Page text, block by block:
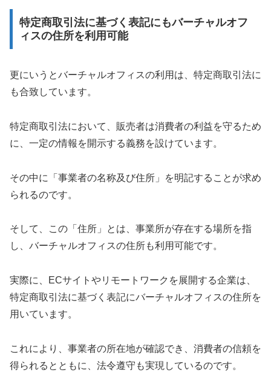
特定商取引法に基づく表記にもバーチャルオフ
ィスの住所を利用可能
更にいうとバーチャルオフィスの利用は、特定商取引法に
も合致しています。
特定商取引法において、販売者は消費者の利益を守るため
に、一定の情報を開示する義務を設けています。
その中に「事業者の名称及び住所」を明記することが求め
られるのです。
そして、この「住所」とは、事業所が存在する場所を指
し、バーチャルオフィスの住所も利用可能です。
実際に、ECサイトやリモートワークを展開する企業は、
特定商取引法に基づく表記にバーチャルオフィスの住所を
用いています。
これにより、事業者の所在地が確認でき、消費者の信頼を
得られるとともに、法令遵守も実現しているのです。